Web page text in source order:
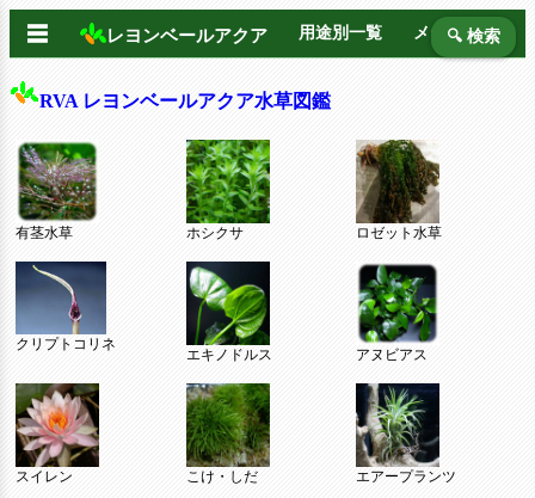
☰ レヨンベールアクア 用途別一覧 メーカー別
🔍 検索
RVA レヨンベールアクア水草図鑑
有茎水草 ホシクサ ロゼット水草
クリプトコリネ
エキノドルス アヌビアス
スイレン こけ・しだ エアープランツ